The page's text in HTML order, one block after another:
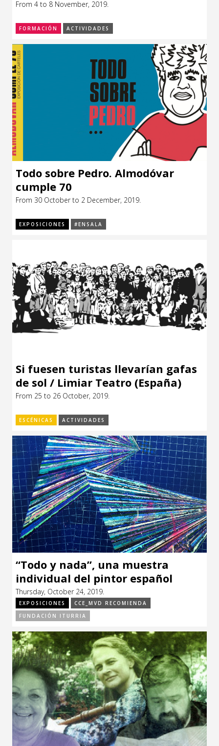
Espacio itinerante de lectura infantil
Formación
Género y Diversidad
Infantil y Juvenil
Letras
Medio Ambiente
Música
Sin categoría
Ochandiano (ESPAÑA)
From 4 to 8 November, 2019.
FORMACIÓN ACTIVIDADES
Todo sobre Pedro. Almodóvar
cumple 70
From 30 October to 2 December, 2019.
EXPOSICIONES #ENSALA
Si fuesen turistas llevarían gafas
de sol / Limiar Teatro (España)
From 25 to 26 October, 2019.
ESCÉNICAS ACTIVIDADES
“Todo y nada”, una muestra
individual del pintor español
Albano
Thursday, October 24, 2019.
EXPOSICIONES
CCE_MVD RECOMIENDA
FUNDACIÓN ITURRIA